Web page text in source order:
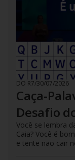
DO R7/30/07/2026
Caça-
Desafio
Você se lembra
Caia? Você é
e tente não cair